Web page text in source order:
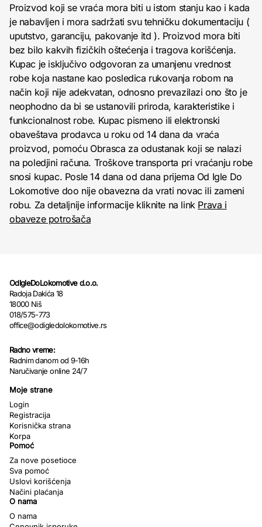
Proizvod koji se vraća mora biti u istom stanju kao i kada
je nabavljen i mora sadržati svu tehničku dokumentaciju (
uputstvo, garanciju, pakovanje itd ). Proizvod mora biti
bez bilo kakvih fizičkih oštećenja i tragova korišćenja.
Kupac je isključivo odgovoran za umanjenu vrednost
robe koja nastane kao posledica rukovanja robom na
način koji nije adekvatan, odnosno prevazilazi ono što je
neophodno da bi se ustanovili priroda, karakteristike i
funkcionalnost robe. Kupac pismeno ili elektronski
obaveštava prodavca u roku od 14 dana da vraća
proizvod, pomoću Obrasca za odustanak koji se nalazi
na poledjini računa. Troškove transporta pri vraćanju robe
snosi kupac. Posle 14 dana od dana prijema Od Igle Do
Lokomotive doo nije obavezna da vrati novac ili zameni
robu. Za detaljnije informacije kliknite na link Prava i
obaveze potrošača
OdIgleDoLokomotive d.o.o.
Radoja Dakića 18
18000 Niš
018/575-773
office@odigledolokomotive.rs
Radno vreme:
Radnim danom od 9-16h
Naručivanje online 24/7
Moje strane
Login
Registracija
Korisnička strana
Korpa
Pomoć
Za nove posetioce
Sva pomoć
Uslovi korišćenja
Načini plaćanja
O nama
O nama